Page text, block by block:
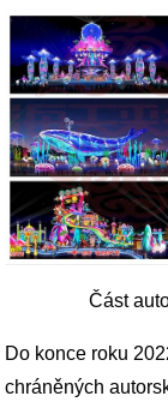
Část
Do konce roku
chráněných